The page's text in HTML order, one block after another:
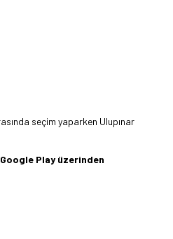
seçim yaparken Ulupınar
Play üzerinden